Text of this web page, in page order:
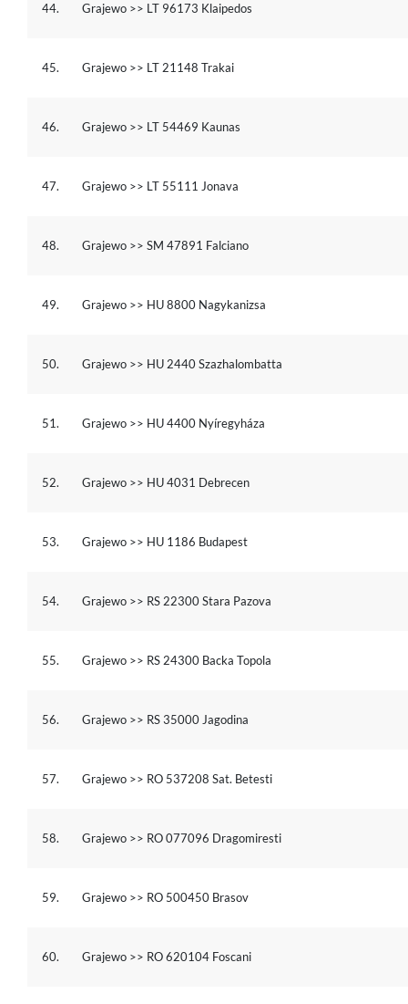
44. Grajewo >> LT 96173 Klaipedos
45. Grajewo >> LT 21148 Trakai
46. Grajewo >> LT 54469 Kaunas
47. Grajewo >> LT 55111 Jonava
48. Grajewo >> SM 47891 Falciano
49. Grajewo >> HU 8800 Nagykanizsa
50. Grajewo >> HU 2440 Szazhalombatta
51. Grajewo >> HU 4400 Nyíregyháza
52. Grajewo >> HU 4031 Debrecen
53. Grajewo >> HU 1186 Budapest
54. Grajewo >> RS 22300 Stara Pazova
55. Grajewo >> RS 24300 Backa Topola
56. Grajewo >> RS 35000 Jagodina
57. Grajewo >> RO 537208 Sat. Betesti
58. Grajewo >> RO 077096 Dragomiresti
59. Grajewo >> RO 500450 Brasov
60. Grajewo >> RO 620104 Foscani